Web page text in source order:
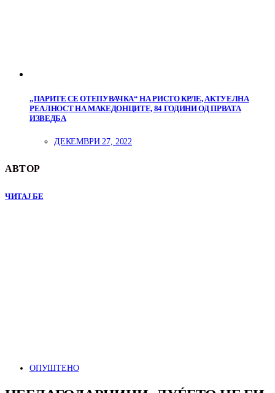
„ПАРИТЕ СЕ ОТЕПУВАЧКА“ НА РИСТО КРЛЕ, АКТУЕЛНА
РЕАЛНОСТ НА МАКЕДОНЦИТЕ, 84 ГОДИНИ ОД ПРВАТА
ИЗВЕДБА
ДЕКЕМВРИ 27, 2022
АВТОР
ЧИТАЈ БЕ
ОПУШТЕНО